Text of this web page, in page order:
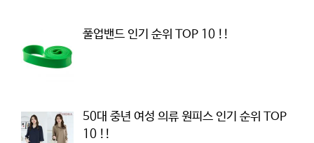
풀업밴드 인기 순위 TOP 10 !!
50대 중년 여성 의류 원피스 인기 순위 TOP
10 !!